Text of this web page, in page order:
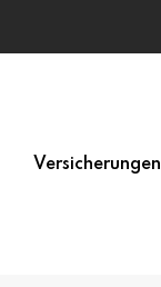
Versicherungen